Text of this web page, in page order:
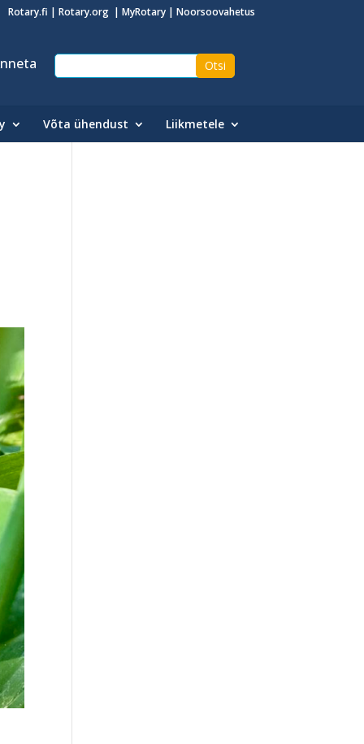
Rotary.fi | Rotary.org | MyRotary| Noorsoovahetus
Võta ühendust Liikmetele